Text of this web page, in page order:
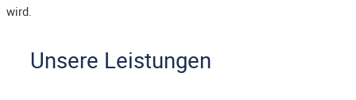
wird.
Unsere Leistungen